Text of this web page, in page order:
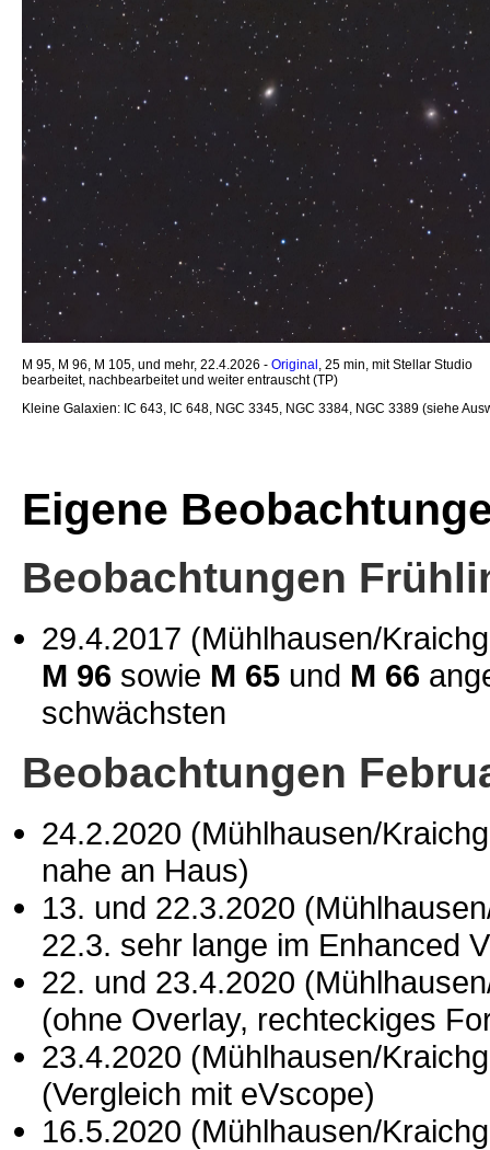
M 95, M 96, M 105, und mehr, 22.4.2026 - Original , 25 min, mit Stellar Studio
bearbeitet, nachbearbeitet und weiter entrauscht (TP)
Kleine Galaxien: IC 643, IC 648, NGC 3345, NGC 3384, NGC 3389 (siehe
Eigene
Beobachtungen
29.4.2017 (Mühlhausen/
M 96 sowie M 65 und M 66
schwächsten
Beobachtungen
24.2.2020 (Mühlhausen/
nahe an Haus)
13. und 22.3.2020
22.3. sehr lange im Enhanced
22. und 23.4.2020
(ohne Overlay, rechteckiges
23.4.2020 (Mühlhausen/
(Vergleich mit eVscope)
16.5.2020 (Mühlhausen/